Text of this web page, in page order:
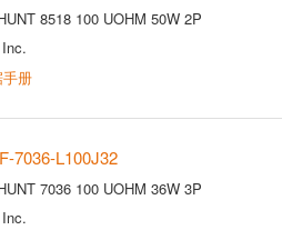
8518 100 UOHM 50W 2P
册
7036-L100J32
7036 100 UOHM 36W 3P